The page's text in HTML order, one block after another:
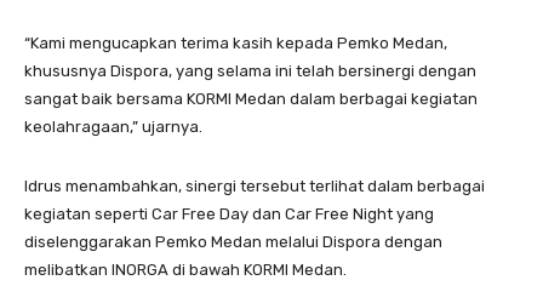
“Kami mengucapkan terima kasih kepada Pemko Medan,
khususnya Dispora, yang selama ini telah bersinergi dengan
sangat baik bersama KORMI Medan dalam berbagai kegiatan
keolahragaan,” ujarnya.
Idrus menambahkan, sinergi tersebut terlihat dalam berbagai
kegiatan seperti Car Free Day dan Car Free Night yang
diselenggarakan Pemko Medan melalui Dispora dengan
melibatkan INORGA di bawah KORMI Medan.